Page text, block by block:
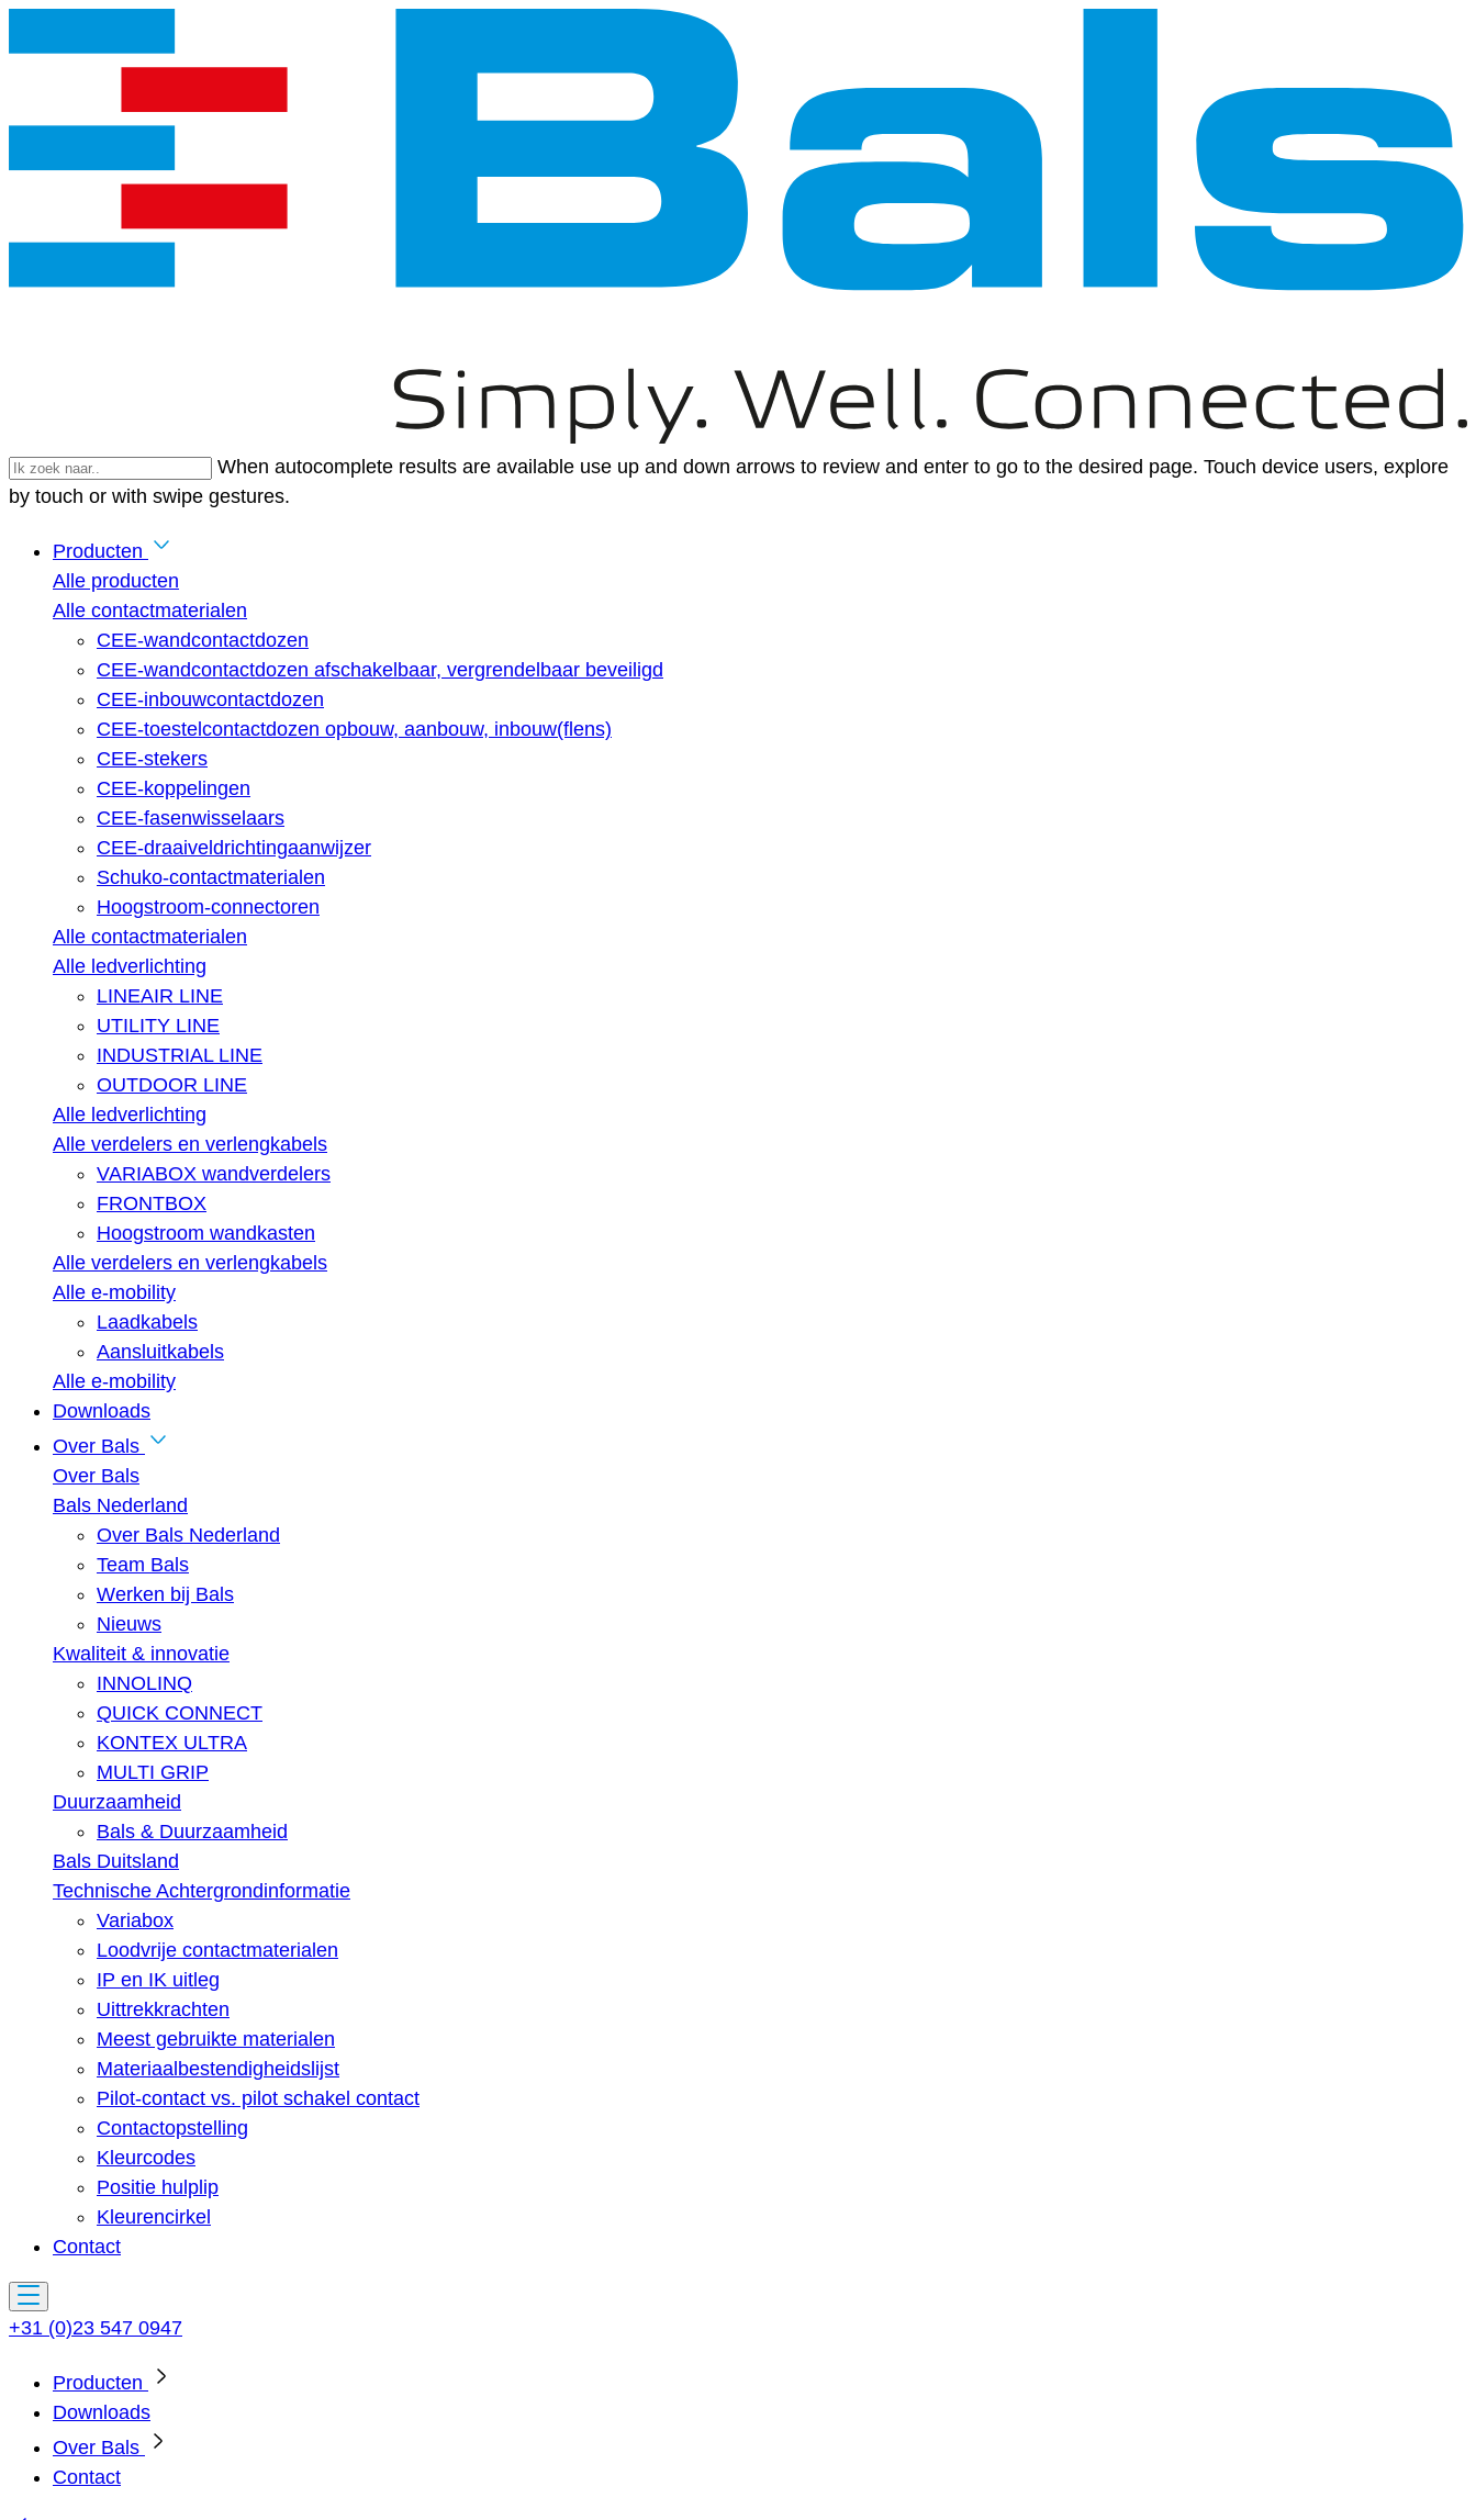
When autocomplete results are available use up and down arrows to review and enter to go to the desired page. Touch device users, explore
by touch or with swipe gestures.
Producten
Alle producten
Alle contactmaterialen
CEE-wandcontactdozen
CEE-wandcontactdozen afschakelbaar, vergrendelbaar beveiligd
CEE-inbouwcontactdozen
CEE-toestelcontactdozen opbouw, aanbouw, inbouw(flens)
CEE-stekers
CEE-koppelingen
CEE-fasenwisselaars
CEE-draaiveldrichtingaanwijzer
Schuko-contactmaterialen
Hoogstroom-connectoren
Alle contactmaterialen
Alle ledverlichting
LINEAIR LINE
UTILITY LINE
INDUSTRIAL LINE
OUTDOOR LINE
Alle ledverlichting
Alle verdelers en verlengkabels
VARIABOX wandverdelers
FRONTBOX
Hoogstroom wandkasten
Alle verdelers en verlengkabels
Alle e-mobility
Laadkabels
Aansluitkabels
Alle e-mobility
Downloads
Over Bals
Over Bals
Bals Nederland
Over Bals Nederland
Team Bals
Werken bij Bals
Nieuws
Kwaliteit & innovatie
INNOLINQ
QUICK CONNECT
KONTEX ULTRA
MULTI GRIP
Duurzaamheid
Bals & Duurzaamheid
Bals Duitsland
Technische Achtergrondinformatie
Variabox
Loodvrije contactmaterialen
IP en IK uitleg
Uittrekkrachten
Meest gebruikte materialen
Materiaalbestendigheidslijst
Pilot-contact vs. pilot schakel contact
Contactopstelling
Kleurcodes
Positie hulplip
Kleurencirkel
Contact
+31 (0)23 547 0947
Producten
Downloads
Over Bals
Contact